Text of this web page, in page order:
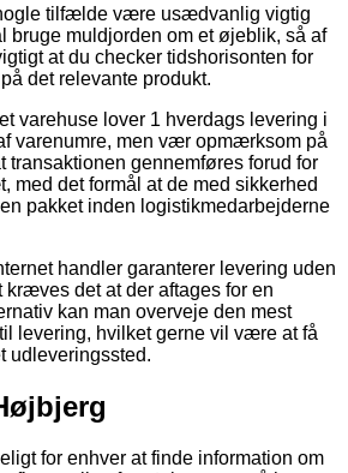
tilfælde være usædvanlig vigtig
bruge muldjorden om et øjeblik, så af
at du checker tidshorisonten for
det relevante produkt.
varehuse lover 1 hverdags levering i
varenumre, men vær opmærksom på
transaktionen gennemføres forud for
med det formål at de med sikkerhed
pakket inden logistikmedarbejderne
handler garanterer levering uden
kræves det at der aftages for en
kan man overveje den mest
levering, hvilket gerne vil være at få
udleveringssted.
for enhver at finde information om